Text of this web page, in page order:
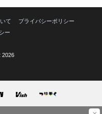
て
プライバシーポリシー
ー
2026